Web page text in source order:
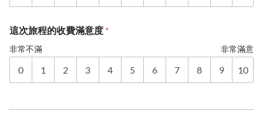
這次旅程的收費滿意度 *
非常不滿 非常滿意
0 1 2 3 4 5 6 7 8 9 10